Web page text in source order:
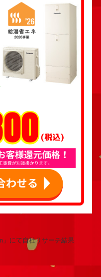
にて自社リサーチ結果